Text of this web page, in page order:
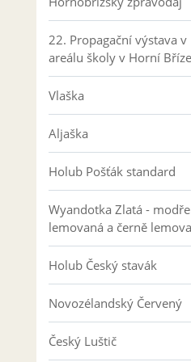
22. Propagační výstava v
areálu školy v Horní Bříze
Vlaška
Aljaška
Holub Pošťák standard
Wyandotka Zlatá - modře
lemovaná a černě
Holub Český stavák
Novozélandský Červený
Český Luštič